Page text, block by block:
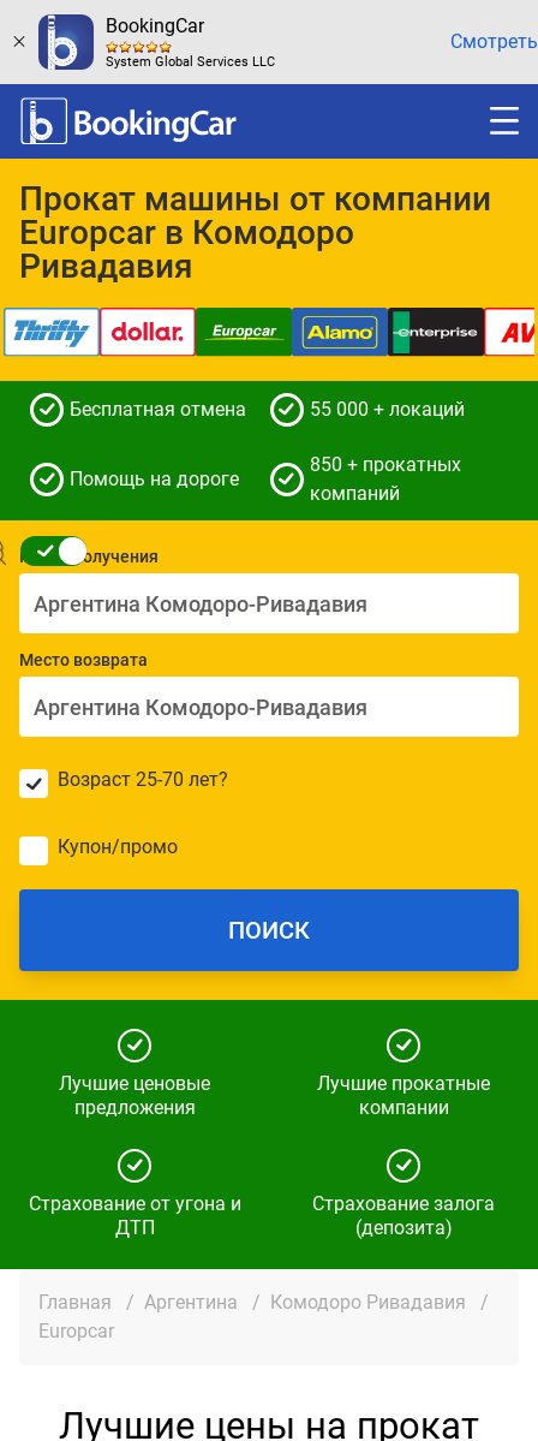
BookingCar
System Global Services LLC
Смотреть
Прокат машины от компании
Europcar в Комодоро
Ривадавия
Бесплатная отмена 55 000 + локаций
Помощь на дороге
850 + прокатных
компаний
Место получения
Место возврата
Возраст 25-70 лет?
Купон/промо
ПОИСК
Лучшие ценовые
предложения
Лучшие прокатные
компании
Страхование от угона и
ДТП
Страхование залога
(депозита)
Главная / Аргентина / Комодоро Ривадавия
/
Europcar
Лучшие цены на прокат